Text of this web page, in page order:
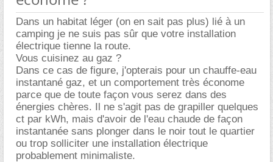
Dans un habitat léger (on en sait pas plus) lié à un
camping je ne suis pas sûr que votre installation
électrique tienne la route.
Vous cuisinez au gaz ?
Dans ce cas de figure, j'opterais pour un chauffe-eau
instantané gaz, et un comportement très économe
parce que de toute façon vous serez dans des
énergies chères. Il ne s'agit pas de grapiller quelques
ct par kWh, mais d'avoir de l'eau chaude de façon
instantanée sans plonger dans le noir tout le quartier
ou trop solliciter une installation électrique
probablement minimaliste.